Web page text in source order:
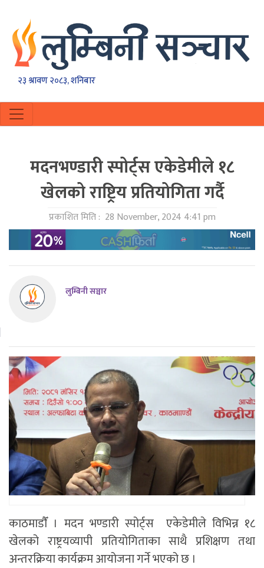
२३ श्रावण २०८३, शनिबार
मदनभण्डारी स्पोर्ट्स एकेडेमीले १८
खेलको राष्ट्रिय प्रतियोगिता गर्दै
प्रकाशित मिति : 28 November, 2024 4:41 pm
लुम्बिनी सञ्चार
काठमाडाैँ । मदन भण्डारी स्पोर्ट्स एकेडेमीले विभिन्न १८
खेलको राष्ट्रयव्यापी प्रतियोगिताका साथै प्रशिक्षण तथा
अन्तरक्रिया कार्यक्रम आयोजना गर्ने भएको छ ।